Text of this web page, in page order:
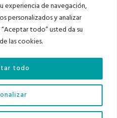
experiencia de navegación,
personalizados y analizar
todo” usted da su
las cookies.
todo
Auditados por
los derechos reservados |Aviso Legal